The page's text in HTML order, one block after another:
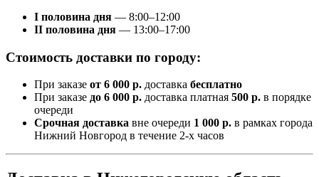
I половина дня — 8:00–12:00
II половина дня — 13:00–17:00
Стоимость доставки по городу:
При заказе от 6 000 р. доставка бесплатно
При заказе до 6 000 р. доставка платная 500 р. в порядке
очереди
Срочная доставка вне очереди 1 000 р. в рамках города
Нижний Новгород в течение 2-х часов